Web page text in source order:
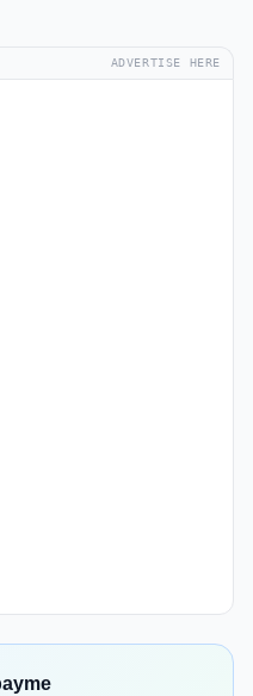
ADVERTISE HERE